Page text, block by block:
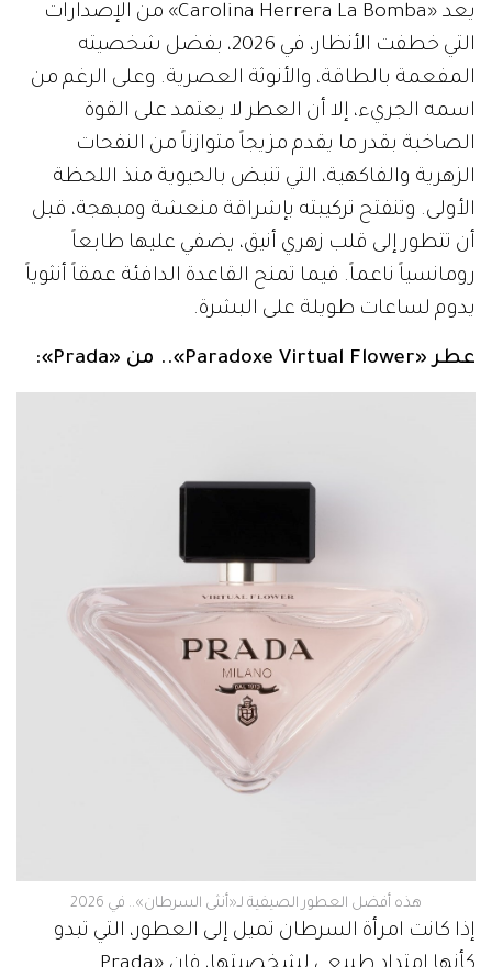
يعد «Carolina Herrera La Bomba» من الإصدارات
التي خطفت الأنظار، في 2026، بفضل شخصيته
المفعمة بالطاقة، والأنوثة العصرية. وعلى الرغم من
اسمه الجريء، إلا أن العطر لا يعتمد على القوة
الصاخبة بقدر ما يقدم مزيجاً متوازناً من النفحات
الزهرية والفاكهية، التي تنبض بالحيوية منذ اللحظة
الأولى. وتنفتح تركيبته بإشراقة منعشة ومبهجة، قبل
أن تتطور إلى قلب زهري أنيق، يضفي عليها طابعاً
رومانسياً ناعماً. فيما تمنح القاعدة الدافئة عمقاً أنثوياً
يدوم لساعات طويلة على البشرة.
عطر «Paradoxe Virtual Flower».. من «Prada»:
هذه أفضل العطور الصيفية لـ«أنثى السرطان».. في 2026
إذا كانت امرأة السرطان تميل إلى العطور، التي تبدو